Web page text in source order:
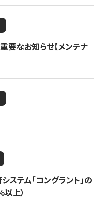
要なお知らせ【メンテナ
テム「コングラント」の
上）